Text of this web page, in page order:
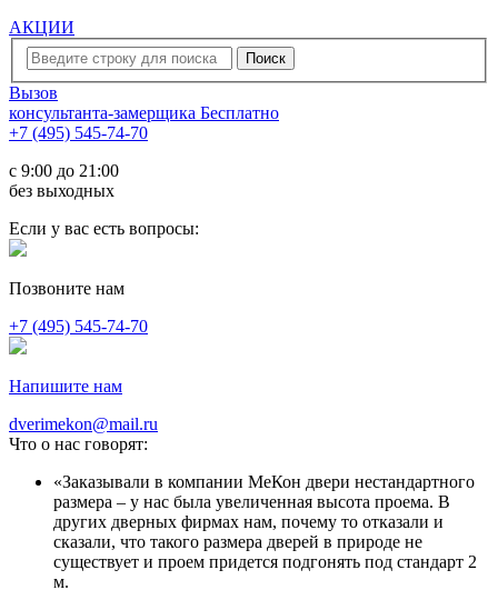
АКЦИИ
Вызов
консультанта-замерщика Бесплатно
+7 (495) 545-74-70
c 9:00 до 21:00
без выходных
Если у вас есть вопросы:
Позвоните нам
+7 (495) 545-74-70
Напишите нам
dverimekon@mail.ru
Что о нас говорят:
Заказывали в компании МеКон двери нестандартного
размера – у нас была увеличенная высота проема. В
других дверных фирмах нам, почему то отказали и
сказали, что такого размера дверей в природе не
существует и проем придется подгонять под стандарт 2
м.